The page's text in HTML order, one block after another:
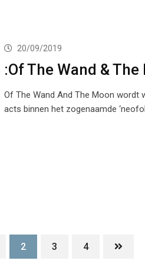
20/09/2019
:Of The Wand & The
Of The Wand And The Moon wordt
acts binnen het zogenaamde
2 3 4